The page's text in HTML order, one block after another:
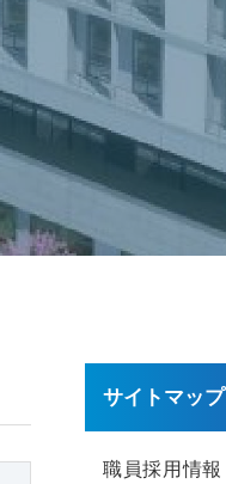
サイトマップ
職員採用情報